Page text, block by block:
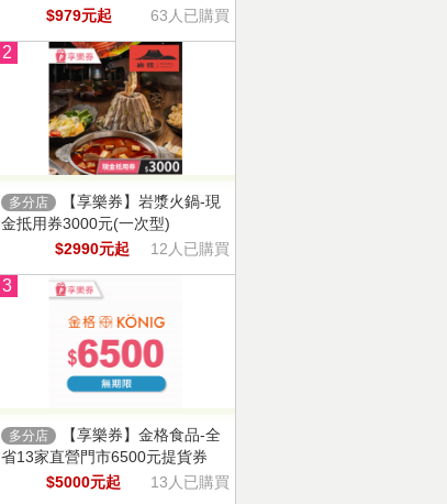
$979元起
63人已購買
2
多分店
【享樂券】岩漿火鍋-現
金抵用券3000元(一次型)
$2990元起
12人已購買
3
多分店
【享樂券】金格食品-全
省13家直營門市6500元提貨券
$5000元起
13人已購買